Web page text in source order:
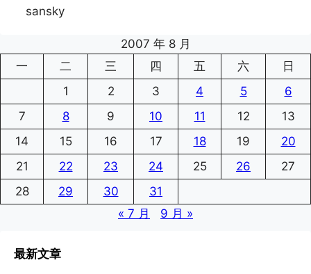
sansky
2007 年 8 月
一
二 三 四 五 六
日
1
2 3 4 5
6
7
8 9 10 11 12
13
14
15 16 17 18 19
20
21
22 23 24 25 26
27
28
29 30
31
« 7 月
9 月 »
最新文章